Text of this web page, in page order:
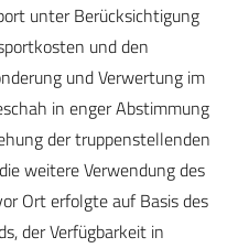
unter Berücksichtigung
und den
und Verwertung im
in enger Abstimmung
der truppenstellenden
weitere Verwendung des
Ort erfolgte auf Basis des
der Verfügbarkeit in